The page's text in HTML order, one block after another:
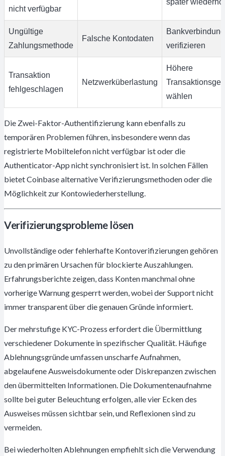
nicht verfügbar
später
Ungültige
Zahlungsmethode
Falsche Kontodaten
verifizieren
Transaktion
fehlgeschlagen
Netzwerküberlastung
Höhere
wählen
Die Zwei-Faktor-Authentifizierung kann ebenfalls zu
temporären Problemen führen, insbesondere wenn das
registrierte Mobiltelefon nicht verfügbar ist oder die
Authenticator-App nicht synchronisiert ist. In solchen Fällen
bietet Coinbase alternative Verifizierungsmethoden oder die
Möglichkeit zur Kontowiederherstellung.
Verifizierungsprobleme lösen
Unvollständige oder fehlerhafte Kontoverifizierungen gehören
zu den primären Ursachen für blockierte Auszahlungen.
Erfahrungsberichte zeigen, dass Konten manchmal ohne
vorherige Warnung gesperrt werden, wobei der Support nicht
immer transparent über die genauen Gründe informiert.
Der mehrstufige KYC-Prozess erfordert die Übermittlung
verschiedener Dokumente in spezifischer Qualität. Häufige
Ablehnungsgründe umfassen unscharfe Aufnahmen,
abgelaufene Ausweisdokumente oder Diskrepanzen zwischen
den übermittelten Informationen. Die Dokumentenaufnahme
sollte bei guter Beleuchtung erfolgen, alle vier Ecken des
Ausweises müssen sichtbar sein, und Reflexionen sind zu
vermeiden.
Bei wiederholten Ablehnungen empfiehlt sich die Verwendung